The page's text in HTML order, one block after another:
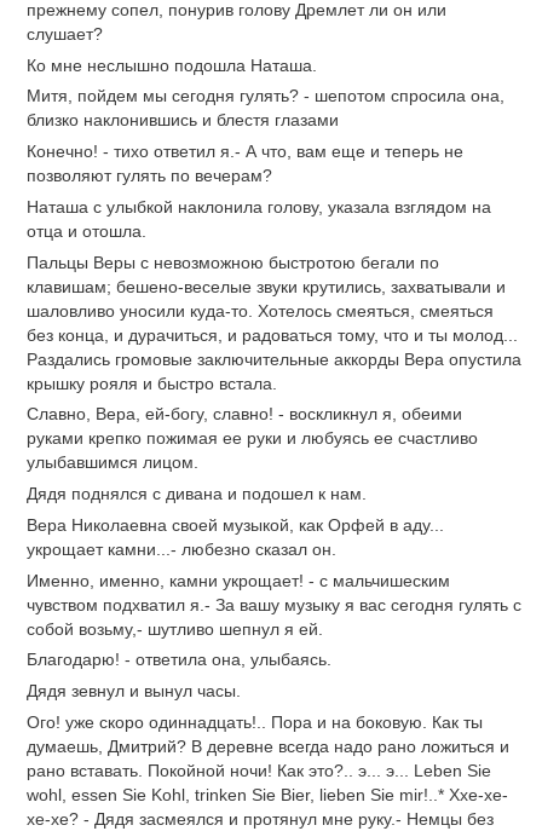
прежнему сопел, понурив голову Дремлет ли он или
слушает?
Ко мне неслышно подошла Наташа.
Митя, пойдем мы сегодня гулять? - шепотом спросила она,
близко наклонившись и блестя глазами
Конечно! - тихо ответил я.- А что, вам еще и теперь не
позволяют гулять по вечерам?
Наташа с улыбкой наклонила голову, указала взглядом на
отца и отошла.
Пальцы Веры с невозможною быстротою бегали по
клавишам; бешено-веселые звуки крутились, захватывали и
шаловливо уносили куда-то. Хотелось смеяться, смеяться
без конца, и дурачиться, и радоваться тому, что и ты молод...
Раздались громовые заключительные аккорды Вера опустила
крышку рояля и быстро встала.
Славно, Вера, ей-богу, славно! - воскликнул я, обеими
руками крепко пожимая ее руки и любуясь ее счастливо
улыбавшимся лицом.
Дядя поднялся с дивана и подошел к нам.
Вера Николаевна своей музыкой, как Орфей в аду...
укрощает камни...- любезно сказал он.
Именно, именно, камни укрощает! - с мальчишеским
чувством подхватил я.- За вашу музыку я вас сегодня гулять с
собой возьму,- шутливо шепнул я ей.
Благодарю! - ответила она, улыбаясь.
Дядя зевнул и вынул часы.
Ого! уже скоро одиннадцать!.. Пора и на боковую. Как ты
думаешь, Дмитрий? В деревне всегда надо рано ложиться и
рано вставать. Покойной ночи! Как это?.. э... э... Leben Sie
wohl, essen Sie Kohl, trinken Sie Bier, lieben Sie mir!..* Ххе-хе-
хе-хе? - Дядя засмеялся и протянул мне руку.- Немцы без